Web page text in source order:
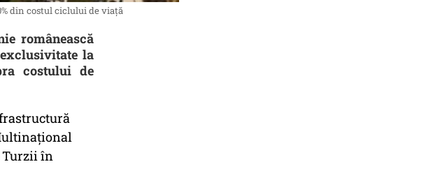
din costul ciclului de viață
românească
la
costului de
Turzii în